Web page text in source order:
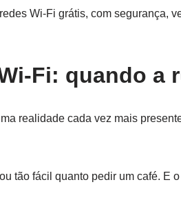
Wi-Fi grátis, com segurança,
Fi: quando a
realidade cada vez mais
tão fácil quanto pedir um café. E